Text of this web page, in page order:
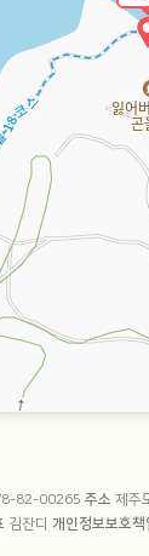
82-00265 주소 제주
김잔디 개인정보보호책